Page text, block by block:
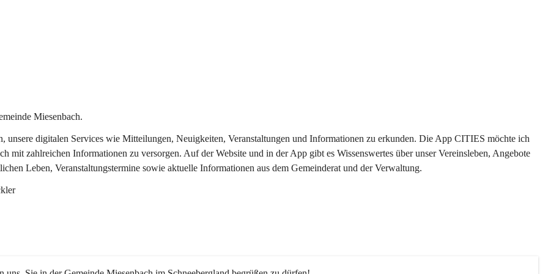
Miesenbach.
unsere digitalen Services wie Mitteilungen, Neuigkeiten, Veranstaltungen und Informationen zu erkunden. Die App CITIES möchte ich
mit zahlreichen Informationen zu versorgen. Auf der Website und in der App gibt es Wissenswertes über unser Vereinsleben, Angebote
Leben, Veranstaltungstermine sowie aktuelle Informationen aus dem Gemeinderat und der Verwaltung.